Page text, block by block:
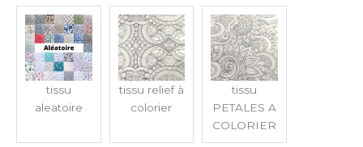
tissu
aleatoire
tissu relief à
colorier
tissu
PETALES A
COLORIER